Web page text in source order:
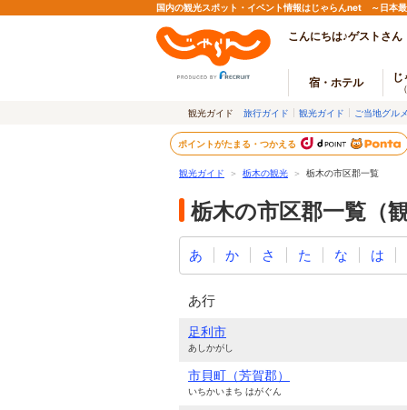
国内の観光スポット・イベント情報はじゃらんnet ～日本
こんにちは♪ゲストさん
宿・ホテル じ
観光ガイド 旅行ガイド 観光ガイド ご当地グル
ポイントがたまる・つかえる
観光ガイド ＞ 栃木の観光 ＞ 栃木の市区郡一覧
栃木の市区郡一覧（
あ か さ た な は
あ行
足利市
あしかがし
市貝町（芳賀郡）
いちかいまち はがぐん